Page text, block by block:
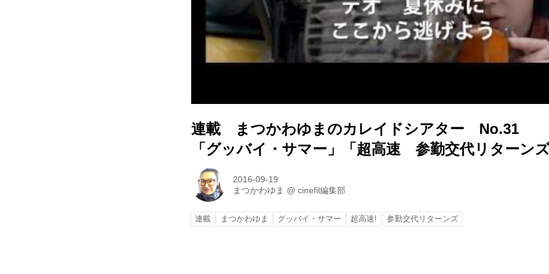
連載 まつかわゆまのカレイドシアター No.31
「グッバイ・サマー」「超高速 参勤交代リターン
2016-09-19
まつかわゆま @cinefil編集部
連載 まつかわゆま グッバイ・サマー 超高速! 参勤交代リターンズ